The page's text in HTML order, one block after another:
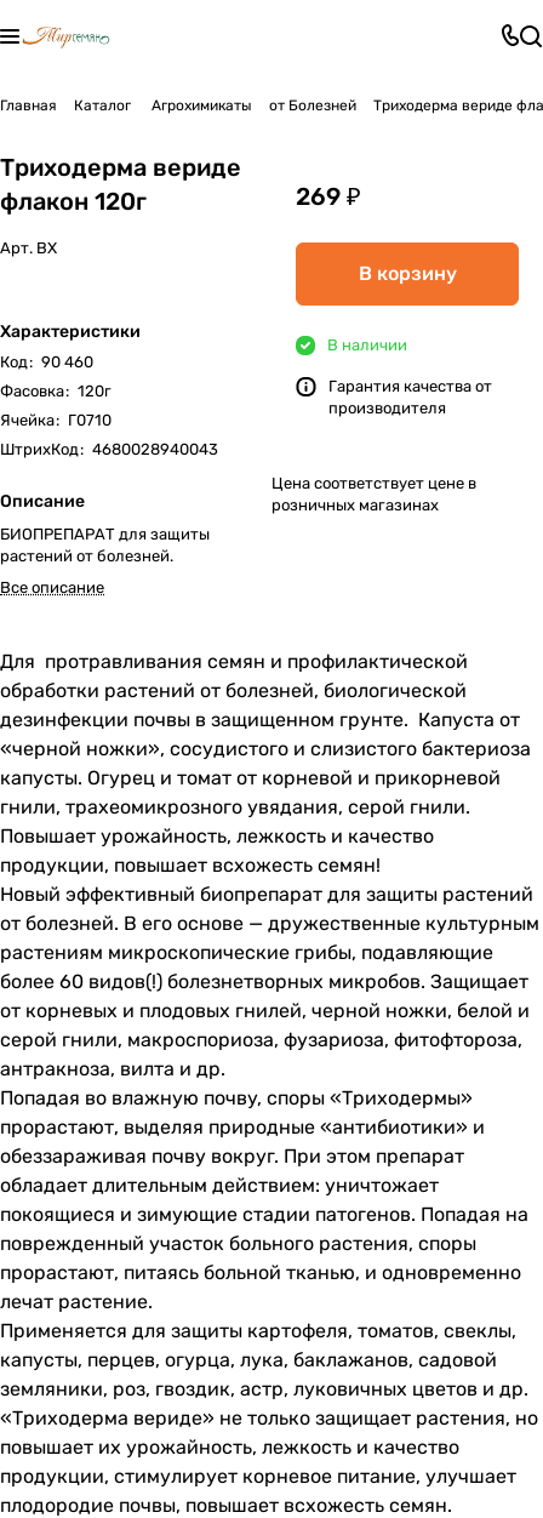
Главная Каталог Агрохимикаты от Болезней Триходерма вериде
Триходерма вериде
флакон 120г
Арт. ВХ
Характеристики
Код: 90 460
Фасовка: 120г
Ячейка: Г0710
ШтрихКод: 4680028940043
Описание
БИОПРЕПАРАТ для защиты
растений от болезней.
Все описание
269 ₽
В корзину
В наличии
Гарантия качества от
производителя
Цена соответствует цене в
розничных магазинах
Для протравливания семян и профилактической
обработки растений от болезней, биологической
дезинфекции почвы в защищенном грунте. Капуста от
«черной ножки», сосудистого и слизистого бактериоза
капусты. Огурец и томат от корневой и прикорневой
гнили, трахеомикрозного увядания, серой гнили.
Повышает урожайность, лежкость и качество
продукции, повышает всхожесть семян!
Новый эффективный биопрепарат для защиты растений
от болезней. В его основе — дружественные культурным
растениям микроскопические грибы, подавляющие
более 60 видов(!) болезнетворных микробов. Защищает
от корневых и плодовых гнилей, черной ножки, белой и
серой гнили, макроспориоза, фузариоза, фитофтороза,
антракноза, вилта и др.
Попадая во влажную почву, споры «Триходермы»
прорастают, выделяя природные «антибиотики» и
обеззараживая почву вокруг. При этом препарат
обладает длительным действием: уничтожает
покоящиеся и зимующие стадии патогенов. Попадая на
поврежденный участок больного растения, споры
прорастают, питаясь больной тканью, и одновременно
лечат растение.
Применяется для защиты картофеля, томатов, свеклы,
капусты, перцев, огурца, лука, баклажанов, садовой
земляники, роз, гвоздик, астр, луковичных цветов и др.
«Триходерма вериде» не только защищает растения, но
повышает их урожайность, лежкость и качество
продукции, стимулирует корневое питание, улучшает
плодородие почвы, повышает всхожесть семян.